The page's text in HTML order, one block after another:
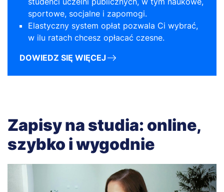
sportowe, socjalne i zapomogi.
Elastyczny system opłat pozwala Ci wybrać,
w ilu ratach chcesz opłacać czesne.
DOWIEDZ SIĘ WIĘCEJ
Zapisy na studia: online,
szybko i wygodnie